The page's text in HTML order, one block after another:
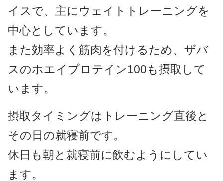
イスで、主にウェイトトレーニングを
中心としています。
また効率よく筋肉を付けるため、ザバ
スのホエイプロテイン100も摂取して
います。
摂取タイミングはトレーニング直後と
その日の就寝前です。
休日も朝と就寝前に飲むようにしてい
ます。